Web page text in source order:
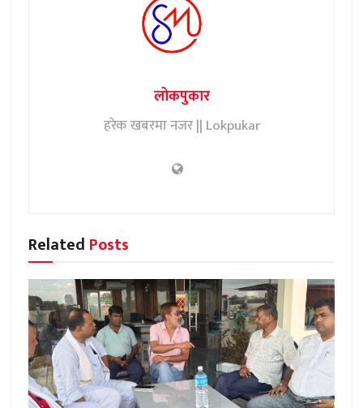
लोकपुकार
हरेक खबरमा नजर || Lokpukar
Related Posts